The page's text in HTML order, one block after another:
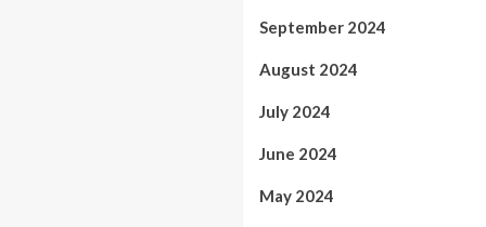
September 2024
August 2024
July 2024
June 2024
May 2024